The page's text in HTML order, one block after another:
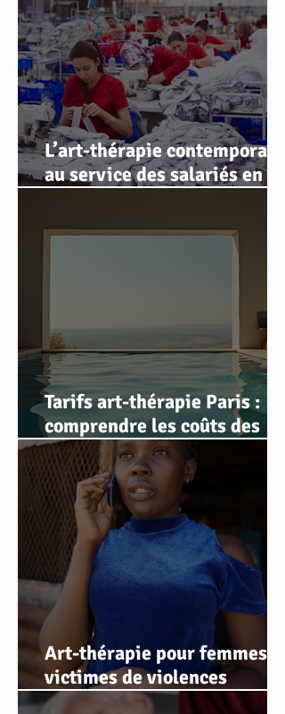
L’art-thérapie contemporaine
au service des salariés en
Tarifs art-thérapie Paris :
comprendre les coûts des
séances d'art-thérapie
Art-thérapie pour femmes
victimes de violences
conjugales